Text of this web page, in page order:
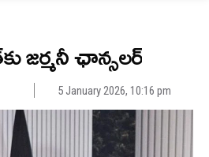
జర్మనీ​ ఛాన్సలర్​
5 January 2026, 10:16 pm